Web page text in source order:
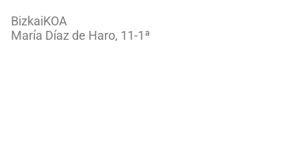
BizkaiKOA
María Díaz de Haro, 11-1ª